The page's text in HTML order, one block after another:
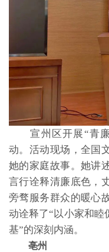
宣州区开展“青廉
动。活动现场，全国
她的家庭故事。她讲
言行诠释清廉底色，
旁骛服务群众的暖心
动诠释了“以小家和睦
基”的深刻内涵。
亳州